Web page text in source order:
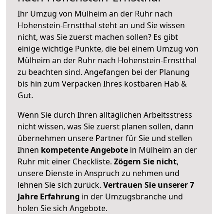
Ihr Umzug von Mülheim an der Ruhr nach
Hohenstein-Ernstthal steht an und Sie wissen
nicht, was Sie zuerst machen sollen? Es gibt
einige wichtige Punkte, die bei einem Umzug von
Mülheim an der Ruhr nach Hohenstein-Ernstthal
zu beachten sind. Angefangen bei der Planung
bis hin zum Verpacken Ihres kostbaren Hab &
Gut.
Wenn Sie durch Ihren alltäglichen Arbeitsstress
nicht wissen, was Sie zuerst planen sollen, dann
übernehmen unsere Partner für Sie und stellen
Ihnen kompetente Angebote in Mülheim an der
Ruhr mit einer Checkliste. Zögern Sie nicht,
unsere Dienste in Anspruch zu nehmen und
lehnen Sie sich zurück. Vertrauen Sie unserer 7
Jahre Erfahrung in der Umzugsbranche und
holen Sie sich Angebote.